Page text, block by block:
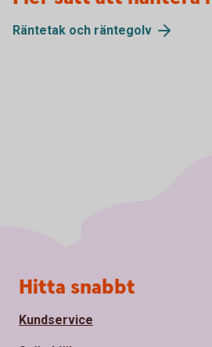
Räntetak och räntegolv
Sidfot
Hitta snabbt
Kundservice